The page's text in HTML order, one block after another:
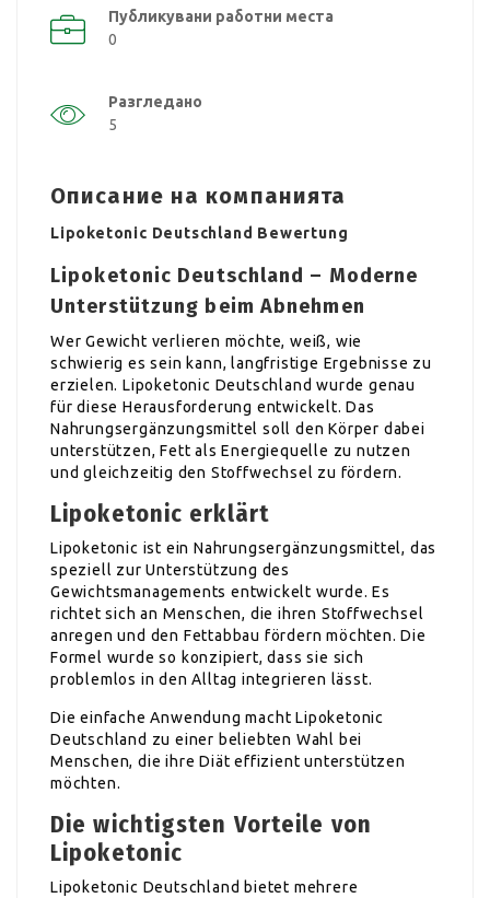
Публикувани работни места
0
Разгледано
5
Описание на компанията
Lipoketonic Deutschland Bewertung
Lipoketonic Deutschland – Moderne
Unterstützung beim Abnehmen
Wer Gewicht verlieren möchte, weiß, wie
schwierig es sein kann, langfristige Ergebnisse zu
erzielen. Lipoketonic Deutschland wurde genau
für diese Herausforderung entwickelt. Das
Nahrungsergänzungsmittel soll den Körper dabei
unterstützen, Fett als Energiequelle zu nutzen
und gleichzeitig den Stoffwechsel zu fördern.
Lipoketonic erklärt
Lipoketonic ist ein Nahrungsergänzungsmittel, das
speziell zur Unterstützung des
Gewichtsmanagements entwickelt wurde. Es
richtet sich an Menschen, die ihren Stoffwechsel
anregen und den Fettabbau fördern möchten. Die
Formel wurde so konzipiert, dass sie sich
problemlos in den Alltag integrieren lässt.
Die einfache Anwendung macht Lipoketonic
Deutschland zu einer beliebten Wahl bei
Menschen, die ihre Diät effizient unterstützen
möchten.
Die wichtigsten Vorteile von
Lipoketonic
Lipoketonic Deutschland bietet mehrere